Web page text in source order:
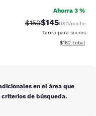
Ahorra 3 %
Precio tachado:
$150Precio con
$145USD/noche
Tarifa para socios
Ver detalles
$162 total
en el área que
de búsqueda.